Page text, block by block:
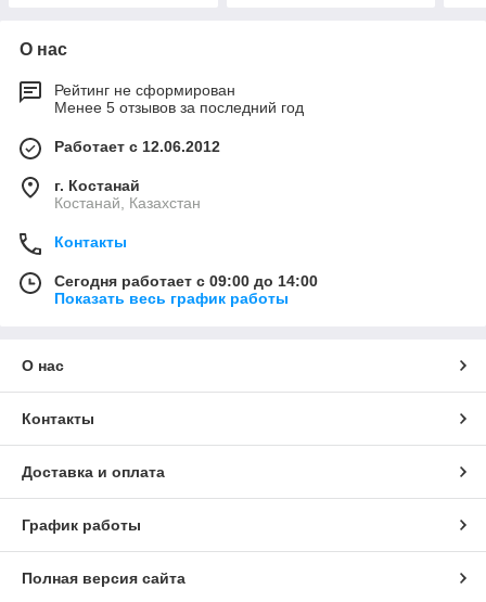
О нас
Рейтинг не сформирован
Менее 5 отзывов за последний год
Работает с 12.06.2012
г. Костанай
Костанай, Казахстан
Контакты
Сегодня работает с 09:00 до 14:00
Показать весь график работы
О нас
Контакты
Доставка и оплата
График работы
Полная версия сайта